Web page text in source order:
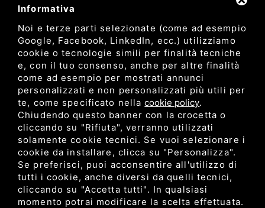
Dipartimento di Bioscienze e Tecnologie Agro Alimentari e
Ambientali
Università degli Studi di Teramo
C.F. 80052650548 •Privacy•Sitemap • Questo sito è protetto
da Google reCAPTCHA v3,Privacy PolicyeTerms of Service
Google.
Informativa
Noi e terze parti selezionate (come ad esempio
Google, Facebook, LinkedIn, ecc.) utilizziamo
cookie o tecnologie simili per finalità tecniche
e, con il tuo consenso, anche per altre finalità
come ad esempio per mostrati annunci
personalizzati e non personalizzati più utili per
te, come specificato nellacookie policy.
Chiudendo questo banner con la crocetta o
cliccando su "Rifiuta", verranno utilizzati
solamente cookie tecnici. Se vuoi selezionare i
cookie da installare, clicca su "Personalizza".
Se preferisci, puoi acconsentire all'utilizzo di
tutti i cookie, anche diversi da quelli tecnici,
cliccando su "Accetta tutti". In qualsiasi
momento potrai modificare la scelta effettuata.